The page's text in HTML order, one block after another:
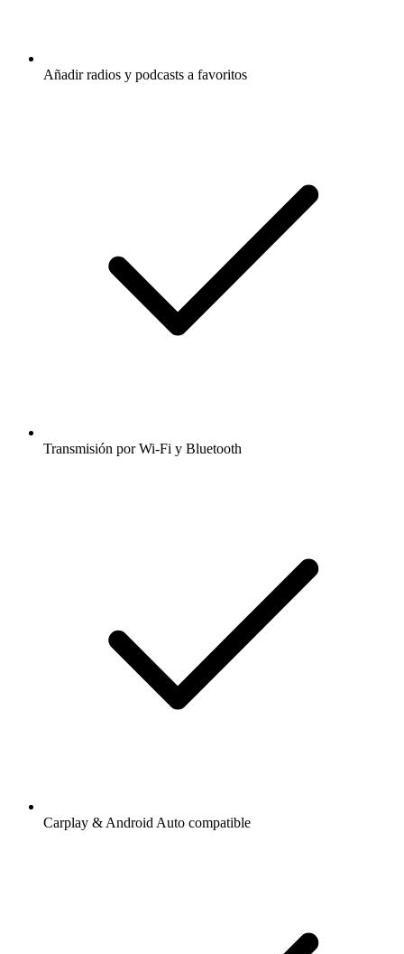
Añadir radios y podcasts a favoritos
Transmisión por Wi-Fi y Bluetooth
Carplay & Android Auto compatible